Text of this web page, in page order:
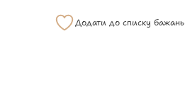
Додати до списку бажань